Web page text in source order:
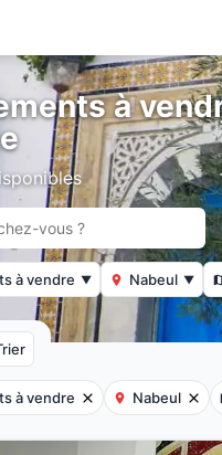
à
à vendre ▼ Nabeul ▼
à vendre Nabeul